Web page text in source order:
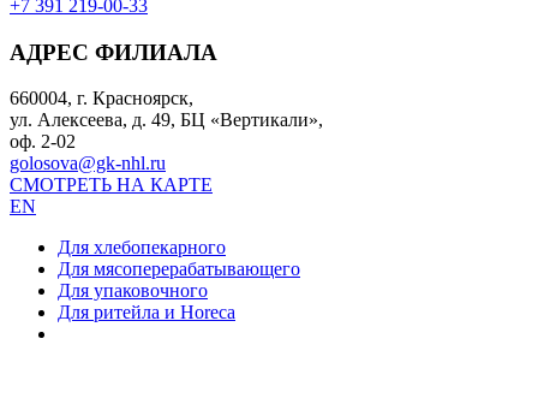
+7 391 219-00-33
АДРЕС ФИЛИАЛА
660004, г. Красноярск,
ул. Алексеева, д. 49, БЦ «Вертикали»,
оф. 2-02
golosova@gk-nhl.ru
СМОТРЕТЬ НА КАРТЕ
EN
Для хлебопекарного
Для мясоперерабатывающего
Для упаковочного
Для ритейла и Horeca